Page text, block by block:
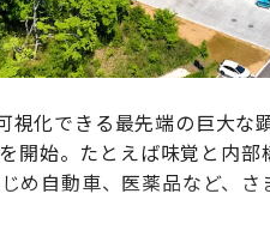
視化できる最先端の巨大
開始。たとえば味覚と内
め自動車、医薬品など、